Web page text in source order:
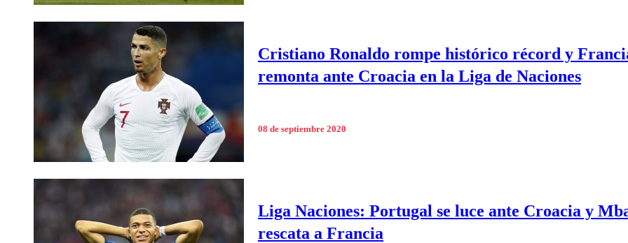
Cristiano Ronaldo rompe histórico récord y
remonta ante Croacia en la Liga de Naciones
08 de septiembre 2020
Liga Naciones: Portugal se luce ante Croacia y
rescata a Francia